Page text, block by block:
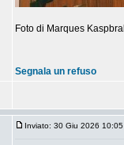
Foto di Marques
Segnala un refuso
Inviato: 30 Giu 2026 10:05